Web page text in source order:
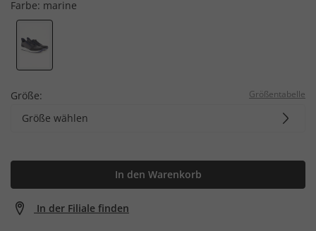
Farbe: marine
Größe: Größentabelle
Größe wählen
In den Warenkorb
In der Filiale finden